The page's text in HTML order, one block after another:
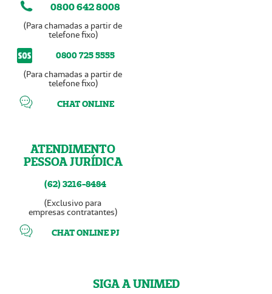
0800 642 8008
(Para chamadas a partir de
telefone fixo)
0800 725 5555
(Para chamadas a partir de
telefone fixo)
CHAT ONLINE
ATENDIMENTO
PESSOA JURÍDICA
(62) 3216-8484
(Exclusivo para
empresas contratantes)
CHAT ONLINE PJ
SIGA A UNIMED